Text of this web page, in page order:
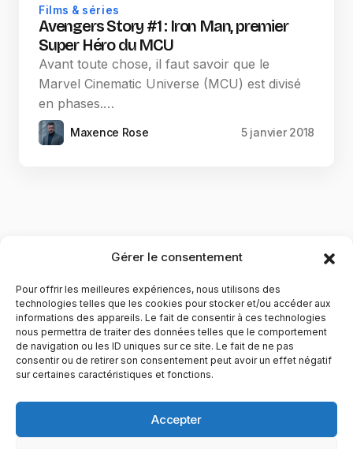
Gérer le consentement
Pour offrir les meilleures expériences, nous utilisons des
technologies telles que les cookies pour stocker et/ou accéder aux
informations des appareils. Le fait de consentir à ces technologies
nous permettra de traiter des données telles que le comportement
de navigation ou les ID uniques sur ce site. Le fait de ne pas
consentir ou de retirer son consentement peut avoir un effet négatif
sur certaines caractéristiques et fonctions.
Accepter
Films & séries
Avengers Story #1 : Iron Man, premier
Super Héro du MCU
Avant toute chose, il faut savoir que le
Marvel Cinematic Universe (MCU) est divisé
en phases.…
Maxence Rose 5 janvier 2018
YubiGeek est un média français dédié aux nouvelles
technologies, à la culture geek et au numérique. Fondé par
du web, du gaming et de la science, avec une approche